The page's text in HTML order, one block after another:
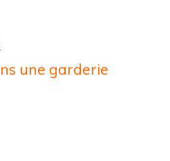
une garderie